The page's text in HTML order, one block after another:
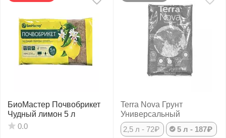
БиоМастер Почвобрикет
Чудный лимон 5 л
0.0
Terra Nova Грунт
Универсальный
2,5 л - 72₽
5 л - 187₽